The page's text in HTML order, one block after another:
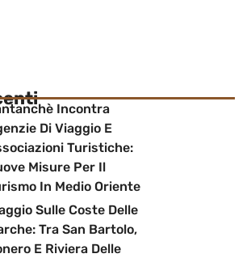
Incontra
Di Viaggio E
Turistiche:
Misure Per Il
In Medio Oriente
Sulle Coste Delle
Tra San Bartolo,
E Riviera Delle